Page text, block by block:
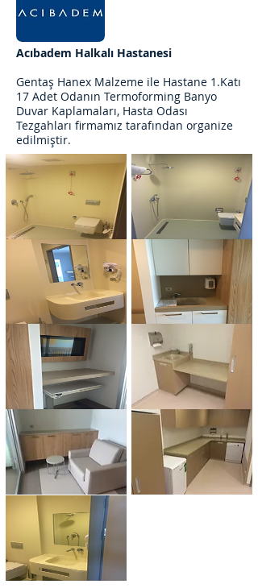
Acıbadem Halkalı Hastanesi
Gentaş Hanex Malzeme ile Hastane 1.Katı
17 Adet Odanın Termoforming Banyo
Duvar Kaplamaları, Hasta Odası
Tezgahları firmamız tarafından organize
edilmiştir.